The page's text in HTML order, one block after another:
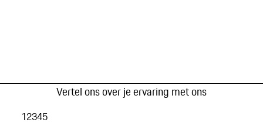
Vertel ons over je ervaring met ons
12345